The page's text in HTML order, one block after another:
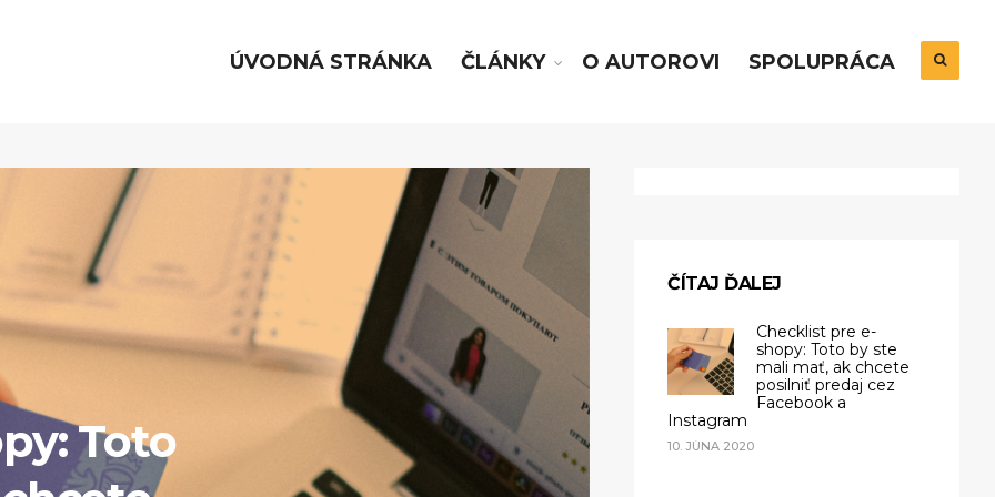
ÚVODNÁ STRÁNKA ČLÁNKY O AUTOROVI SPOLUPRÁCA
Toto
ČLÁNKY
ČÍTAJ ĎALEJ
Checklist pre e-
shopy: Toto by ste
mali mať, ak chcete
posilniť predaj cez
Facebook a
Instagram
10. JÚNA 2020